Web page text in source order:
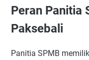
Peran Panitia
Paksebali
Panitia SPMB